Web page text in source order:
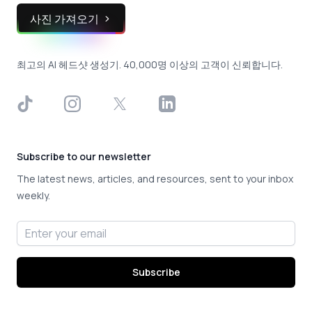
사진 가져오기
최고의 AI 헤드샷 생성기. 40,000명 이상의 고객이 신뢰합니다.
TikTok InstagramX LinkedIn
Subscribe to our newsletter
The latest news, articles, and resources, sent to your inbox
weekly.
Email address
Subscribe